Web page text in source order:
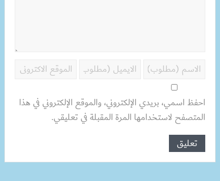
احفظ اسمي، بريدي الإلكتروني، والموقع الإلكتروني في هذا
المتصفح لاستخدامها المرة المقبلة في تعليقي.